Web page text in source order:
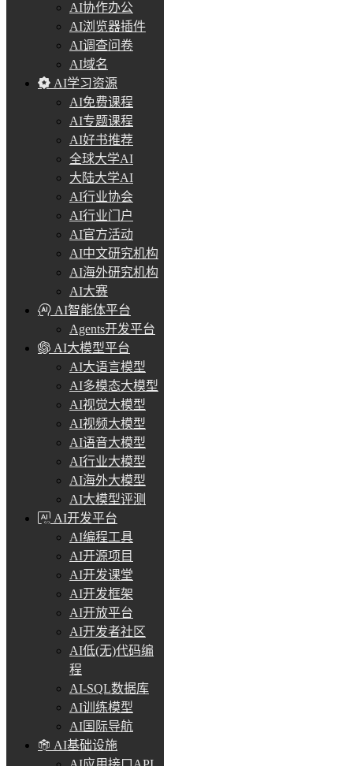
AI协作办公
AI浏览器插件
AI调查问卷
AI域名
AI学习资源
AI免费课程
AI专题课程
AI好书推荐
全球大学AI
大陆大学AI
AI行业协会
AI行业门户
AI官方活动
AI中文研究机构
AI海外研究机构
AI大赛
AI智能体平台
Agents开发平台
AI大模型平台
AI大语言模型
AI多模态大模型
AI视觉大模型
AI视频大模型
AI语音大模型
AI行业大模型
AI海外大模型
AI大模型评测
AI开发平台
AI编程工具
AI开源项目
AI开发课堂
AI开发框架
AI开放平台
AI开发者社区
AI低(无)代码编
程
AI-SQL数据库
AI训练模型
AI国际导航
AI基础设施